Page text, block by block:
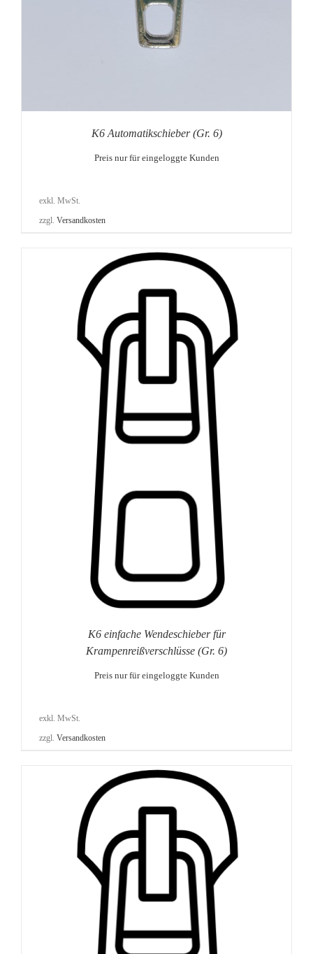
K6 Automatikschieber (Gr. 6)
Preis nur für eingeloggte Kunden
exkl. MwSt.
zzgl. Versandkosten
K6 einfache Wendeschieber für
Krampenreißverschlüsse (Gr. 6)
Preis nur für eingeloggte Kunden
exkl. MwSt.
zzgl. Versandkosten